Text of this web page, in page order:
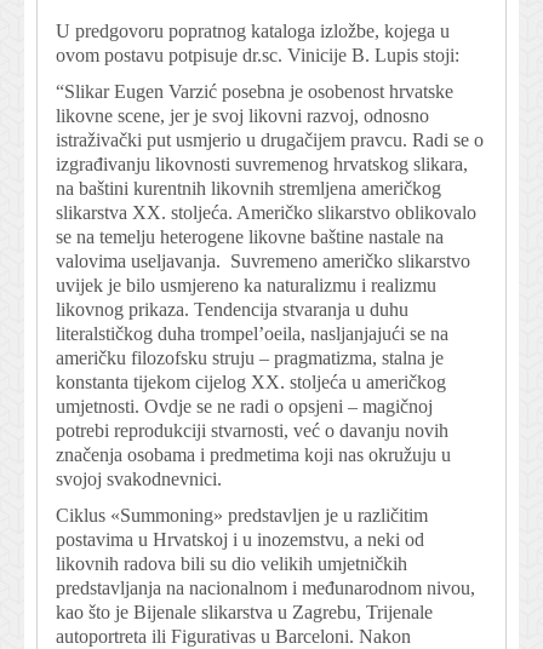
U predgovoru popratnog kataloga izložbe, kojega u
ovom postavu potpisuje dr.sc. Vinicije B. Lupis stoji:
“Slikar Eugen Varzić posebna je osobenost hrvatske
likovne scene, jer je svoj likovni razvoj, odnosno
istraživački put usmjerio u drugačijem pravcu. Radi se o
izgrađivanju likovnosti suvremenog hrvatskog slikara,
na baštini kurentnih likovnih stremljena američkog
slikarstva XX. stoljeća. Američko slikarstvo oblikovalo
se na temelju heterogene likovne baštine nastale na
valovima useljavanja. Suvremeno američko slikarstvo
uvijek je bilo usmjereno ka naturalizmu i realizmu
likovnog prikaza. Tendencija stvaranja u duhu
literalstičkog duha trompel’oeila, nasljanjajući se na
američku filozofsku struju – pragmatizma, stalna je
konstanta tijekom cijelog XX. stoljeća u američkog
umjetnosti. Ovdje se ne radi o opsjeni – magičnoj
potrebi reprodukciji stvarnosti, već o davanju novih
značenja osobama i predmetima koji nas okružuju u
svojoj svakodnevnici.
Ciklus «Summoning» predstavljen je u različitim
postavima u Hrvatskoj i u inozemstvu, a neki od
likovnih radova bili su dio velikih umjetničkih
predstavljanja na nacionalnom i međunarodnom nivou,
kao što je Bijenale slikarstva u Zagrebu, Trijenale
autoportreta ili Figurativas u Barceloni. Nakon